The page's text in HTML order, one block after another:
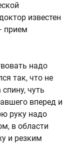
известен
прием
надо
так, что не
чуть
вперед и
руку надо
в области
и резким